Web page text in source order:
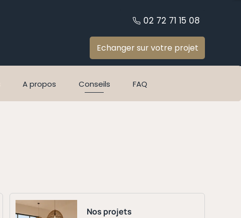
A propos Conseils FAQ
Echanger sur votre projet
02 72 71 15 08
Nos projets